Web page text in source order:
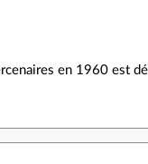
en 1960 est